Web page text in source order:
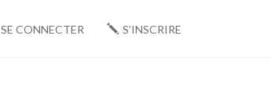
SE CONNECTER S’INSCRIRE